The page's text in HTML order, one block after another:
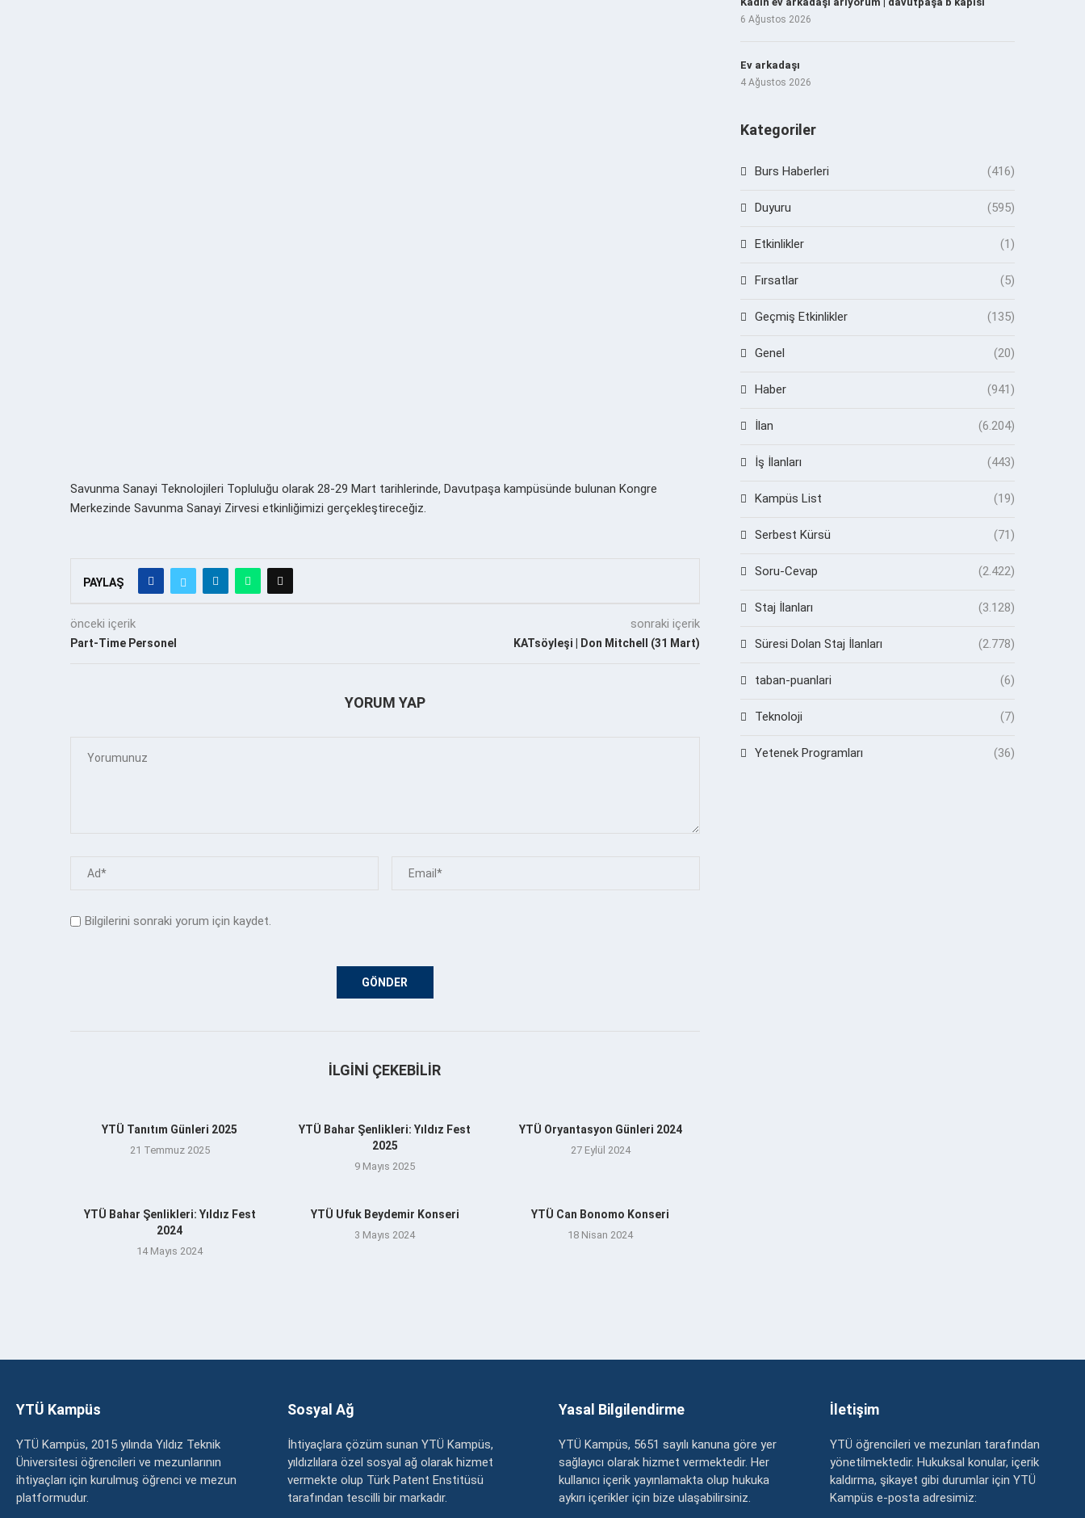
Savunma Sanayi Teknolojileri Topluluğu olarak 28-29 Mart tarihlerinde, Davutpaşa kampüsünde bulunan Kongre
Merkezinde Savunma Sanayi Zirvesi etkinliğimizi gerçekleştireceğiz.
PAYLAŞ
önceki içerik
Part-Time Personel
sonraki içerik
KATsöyleşi | Don Mitchell (31 Mart)
YORUM YAP
Bilgilerini sonraki yorum için kaydet.
İLGINI ÇEKEBILIR
YTÜ Tanıtım Günleri 2025
21 Temmuz 2025
YTÜ Bahar Şenlikleri: Yıldız Fest
2025
9 Mayıs 2025
YTÜ Oryantasyon Günleri 2024
27 Eylül 2024
YTÜ Bahar Şenlikleri: Yıldız Fest
2024
14 Mayıs 2024
YTÜ Ufuk Beydemir Konseri
3 Mayıs 2024
YTÜ Can Bonomo Konseri
18 Nisan 2024
6 Ağustos 2026
Ev arkadaşı
4 Ağustos 2026
Kategoriler
Burs Haberleri (416)
Duyuru (595)
Etkinlikler (1)
Fırsatlar (5)
Geçmiş Etkinlikler (135)
Genel (20)
Haber (941)
İlan (6.204)
İş İlanları (443)
Kampüs List (19)
Serbest Kürsü (71)
Soru-Cevap (2.422)
Staj İlanları (3.128)
Süresi Dolan Staj İlanları (2.778)
taban-puanlari (6)
Teknoloji (7)
Yetenek Programları (36)
YTÜ Kampüs
YTÜ Kampüs, 2015 yılında Yıldız Teknik
Üniversitesi öğrencileri ve mezunlarının
ihtiyaçları için kurulmuş öğrenci ve mezun
platformudur.
Sosyal Ağ
İhtiyaçlara çözüm sunan YTÜ Kampüs,
yıldızlılara özel sosyal ağ olarak hizmet
vermekte olup Türk Patent Enstitüsü
tarafından tescilli bir markadır.
Yasal Bilgilendirme
YTÜ Kampüs, 5651 sayılı kanuna göre yer
sağlayıcı olarak hizmet vermektedir. Her
kullanıcı içerik yayınlamakta olup hukuka
aykırı içerikler için bize ulaşabilirsiniz.
İletişim
YTÜ öğrencileri ve mezunları tarafından
yönetilmektedir. Hukuksal konular, içerik
kaldırma, şikayet gibi durumlar için YTÜ
Kampüs e-posta adresimiz: